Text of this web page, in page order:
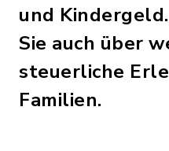
und
Sie auch über
steuerliche
Familien.